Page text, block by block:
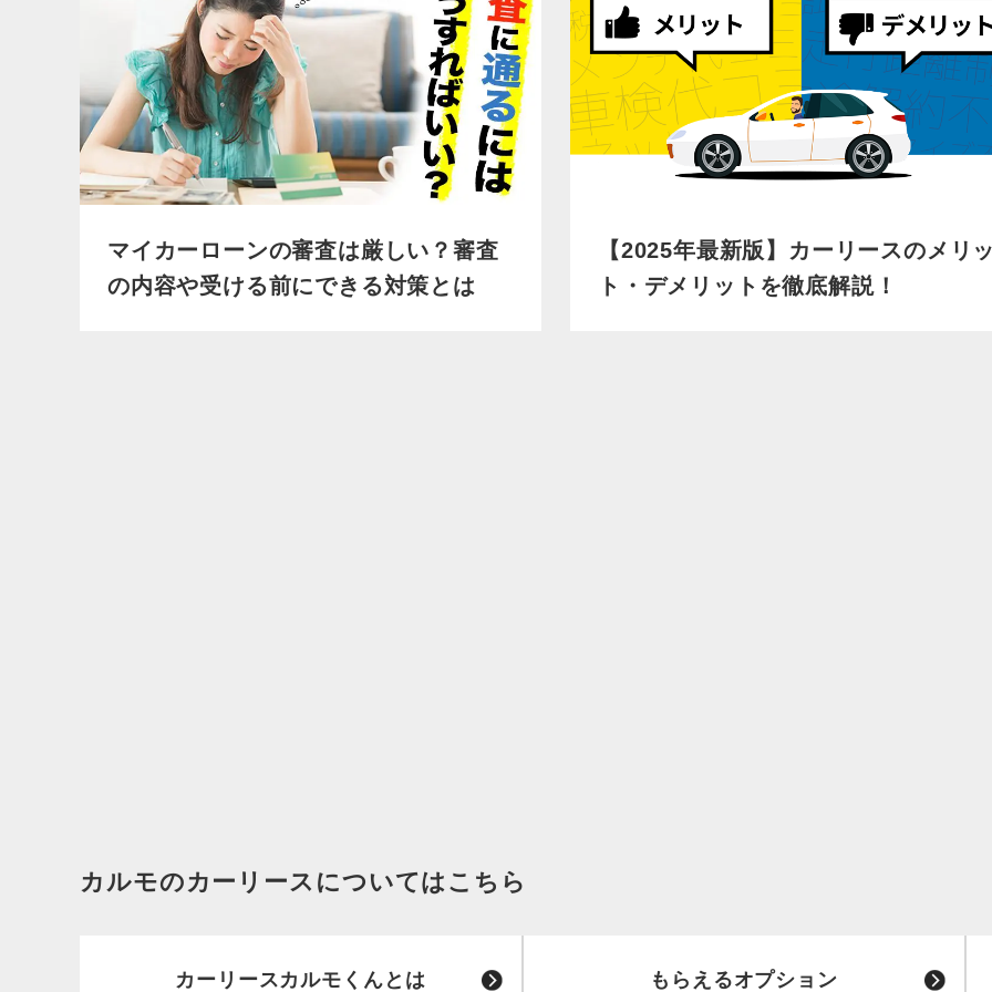
マイカーローンの審査は厳しい？審査
の内容や受ける前にできる対策とは
【2025年最新版】カーリースのメリ
ト・デメリットを徹底解説！
カルモのカーリースについてはこちら
カーリースカルモくんとは もらえるオプション